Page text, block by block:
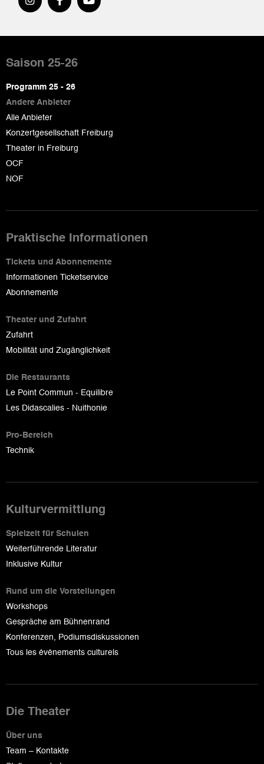
de
page
Saison 25-26
Programm 25 - 26
Andere Anbieter
Alle Anbieter
Konzertgesellschaft Freiburg
Theater in Freiburg
OCF
NOF
Praktische Informationen
Tickets und Abonnemente
Informationen Ticketservice
Abonnemente
Theater und Zufahrt
Zufahrt
Mobilität und Zugänglichkeit
Die Restaurants
Le Point Commun - Equilibre
Les Didascalies - Nuithonie
Pro-Bereich
Technik
Kulturvermittlung
Spielzeit für Schulen
Weiterführende Literatur
Inklusive Kultur
Rund um die Vorstellungen
Workshops
Gespräche am Bühnenrand
Konferenzen, Podiumsdiskussionen
Tous les événements culturels
Die Theater
Über uns
Team – Kontakte